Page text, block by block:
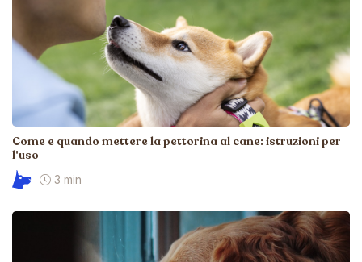
Come e quando mettere la pettorina al cane: istruzioni per
l'uso
3 min